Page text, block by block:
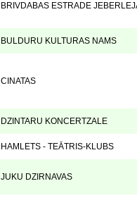
BRIVDABAS ESTRADE
BULDURU KULTURAS NAMS
CINATAS
DZINTARU KONCERTZALE
HAMLETS - TEĀTRIS-KLUBS
JUKU DZIRNAVAS